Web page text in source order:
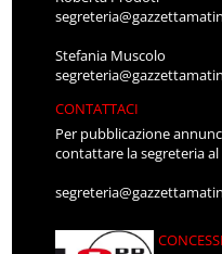
Stefania Muscolo
CONTATTACI
Per pubblicazione
contattare la segreteria